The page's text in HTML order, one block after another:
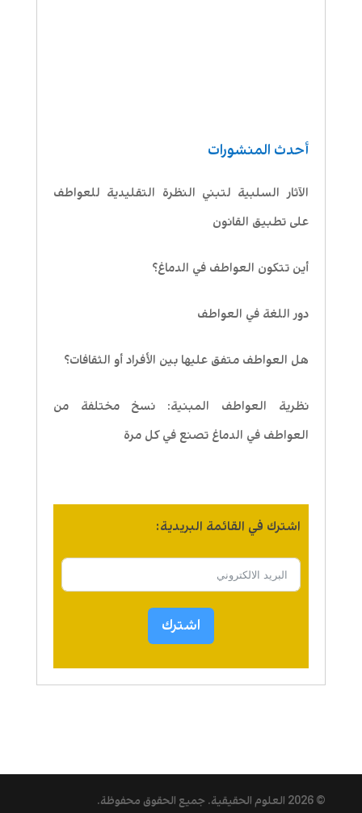
أحدث المنشورات
الآثار السلبية لتبني النظرة التقليدية للعواطف
على تطبيق القانون
أين تتكون العواطف في الدماغ؟
دور اللغة في العواطف
هل العواطف متفق عليها بين الأفراد أو الثقافات؟
نظرية العواطف المبنية: نسخ مختلفة من
العواطف في الدماغ تصنع في كل مرة
اشترك في القائمة البريدية:
اشترك
© 2026 العلوم الحقيقية. جميع الحقوق محفوظة.